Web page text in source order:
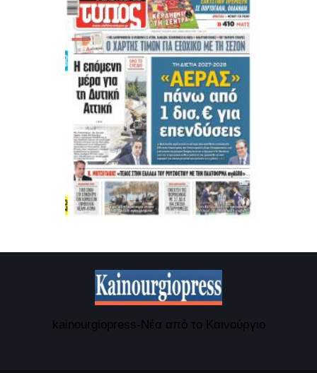
kainourgiopress-Νέα από το Καινούργιο